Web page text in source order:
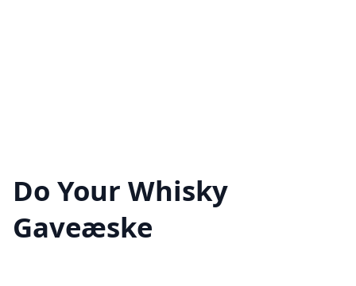
Do Your Whisky
Gaveæske